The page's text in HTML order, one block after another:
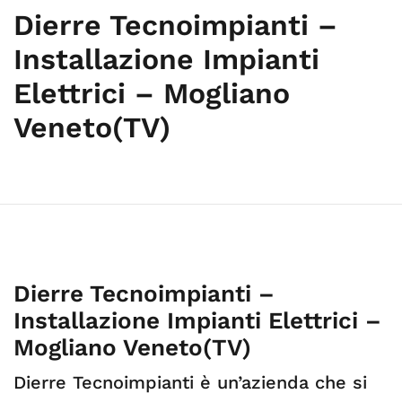
Dierre Tecnoimpianti –
Installazione Impianti
Elettrici – Mogliano
Veneto(TV)
Dierre Tecnoimpianti –
Installazione Impianti Elettrici –
Mogliano Veneto(TV)
Dierre Tecnoimpianti è un’azienda che si